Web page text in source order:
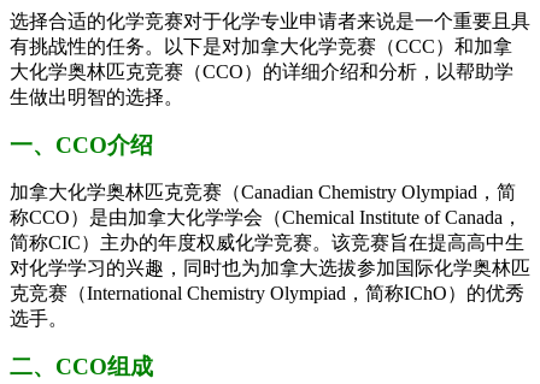
选择合适的化学竞赛对于化学专业申请者来说是一个重要且具
有挑战性的任务。以下是对加拿大化学竞赛（CCC）和加拿
大化学奥林匹克竞赛（CCO）的详细介绍和分析，以帮助学
生做出明智的选择。
一、CCO介绍
加拿大化学奥林匹克竞赛（Canadian Chemistry Olympiad，简
称CCO）是由加拿大化学学会（Chemical Institute of Canada，
简称CIC）主办的年度权威化学竞赛。该竞赛旨在提高高中生
对化学学习的兴趣，同时也为加拿大选拔参加国际化学奥林匹
克竞赛（International Chemistry Olympiad，简称IChO）的优秀
选手。
二、CCO组成